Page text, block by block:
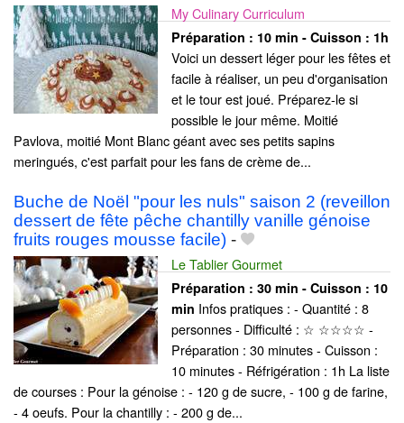
My Culinary Curriculum
Préparation : 10 min - Cuisson : 1h
Voici un dessert léger pour les fêtes et
facile à réaliser, un peu d'organisation
et le tour est joué. Préparez-le si
possible le jour même. Moitié
Pavlova, moitié Mont Blanc géant avec ses petits sapins
meringués, c'est parfait pour les fans de crème de...
Buche de Noël "pour les nuls" saison 2 (reveillon
dessert de fête pêche chantilly vanille génoise
fruits rouges mousse facile) -
Le Tablier Gourmet
Préparation : 30 min - Cuisson : 10
min Infos pratiques : - Quantité : 8
personnes - Difficulté : ☆ ☆☆☆☆ -
Préparation : 30 minutes - Cuisson :
10 minutes - Réfrigération : 1h La liste
de courses : Pour la génoise : - 120 g de sucre, - 100 g de farine,
- 4 oeufs. Pour la chantilly : - 200 g de...